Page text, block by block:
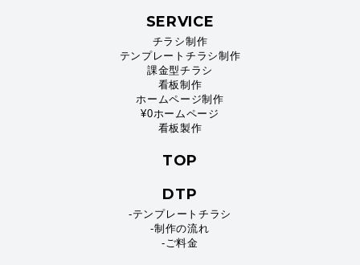
SERVICE
チラシ制作
テンプレートチラシ制作
課金型チラシ
看板制作
ホームページ制作
¥0ホームページ
看板製作
TOP
DTP
-テンプレートチラシ
-制作の流れ
-ご料金